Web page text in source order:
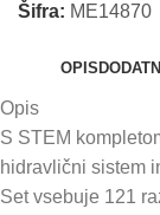
Šifra: ME14870
OPIS
Opis
S STEM
hidravlični sistem
Set vsebuje 121